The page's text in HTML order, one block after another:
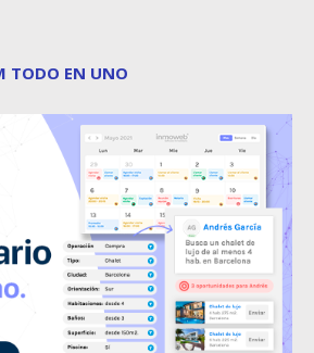
TODO EN UNO